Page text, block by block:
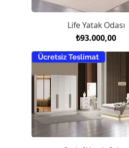
Life Yatak Odası
Fiyat
₺93.000,00
Ücretsiz Teslimat